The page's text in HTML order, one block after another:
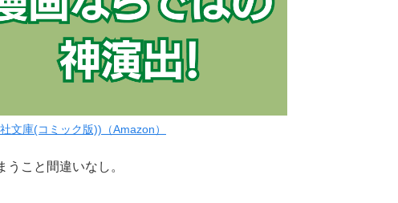
文庫(コミック版))（Amazon）
こと間違いなし。